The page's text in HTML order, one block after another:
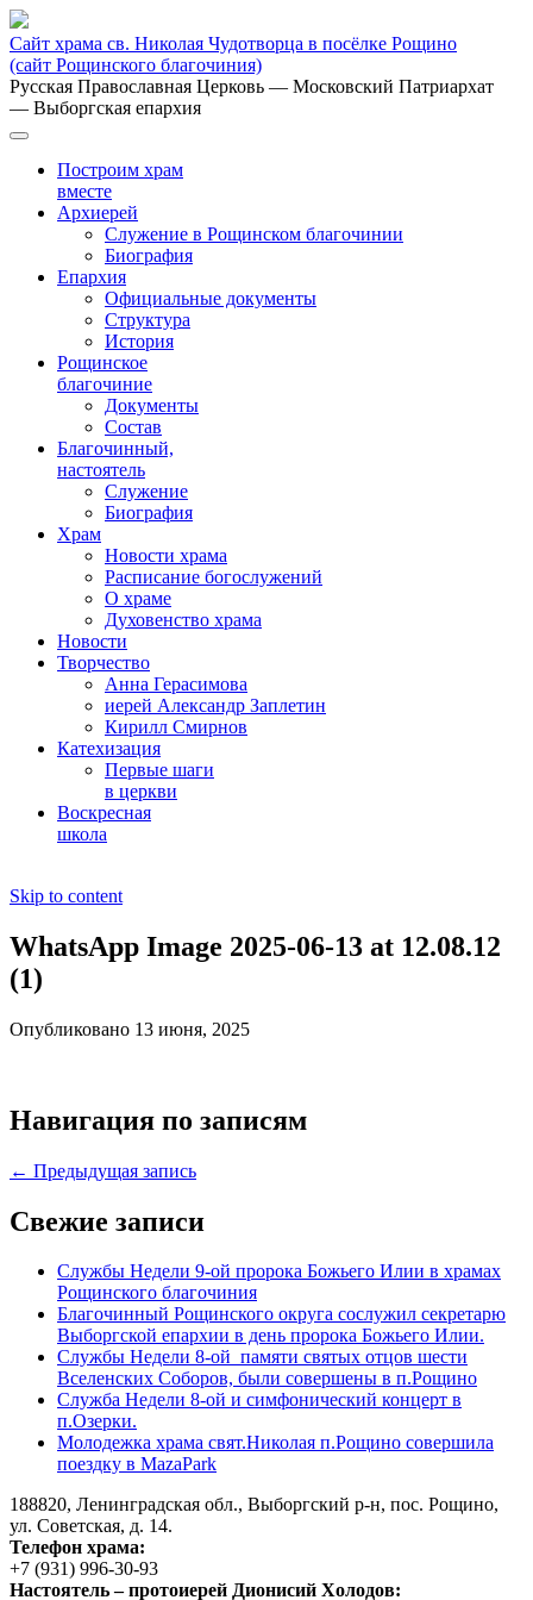
Сайт храма св. Николая Чудотворца в посёлке Рощино
(сайт Рощинского благочиния)
Русская Православная Церковь — Московский Патриархат
— Выборгская епархия
Построим храм
вместе
Архиерей
Служение в Рощинском благочинии
Биография
Епархия
Официальные документы
Структура
История
Рощинское
благочиние
Документы
Состав
Благочинный,
настоятель
Служение
Биография
Храм
Новости храма
Расписание богослужений
О храме
Духовенство храма
Новости
Творчество
Анна Герасимова
иерей Александр Заплетин
Кирилл Смирнов
Катехизация
Первые шаги
в церкви
Воскресная
школа
Skip to content
WhatsApp Image 2025-06-13 at 12.08.12
(1)
Опубликовано 13 июня, 2025
Навигация по записям
← Предыдущая запись
Свежие записи
Службы Недели 9-ой пророка Божьего Илии в храмах
Рощинского благочиния
Благочинный Рощинского округа сослужил секретарю
Выборгской епархии в день пророка Божьего Илии.
Службы Недели 8-ой памяти святых отцов шести
Вселенских Соборов, были совершены в п.Рощино
Служба Недели 8-ой и симфонический концерт в
п.Озерки.
Молодежка храма свят.Николая п.Рощино совершила
поездку в MazaPark
188820, Ленинградская обл., Выборгский р-н, пос. Рощино,
ул. Советская, д. 14.
Телефон храма:
+7 (931) 996-30-93
Настоятель – протоиерей Дионисий Холодов: